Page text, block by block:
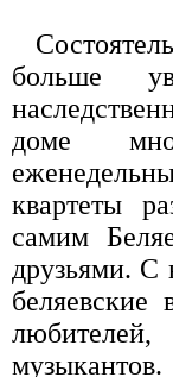
больше
доме
квартеты
самим
друзьями. С
беляевские
музыкантов.